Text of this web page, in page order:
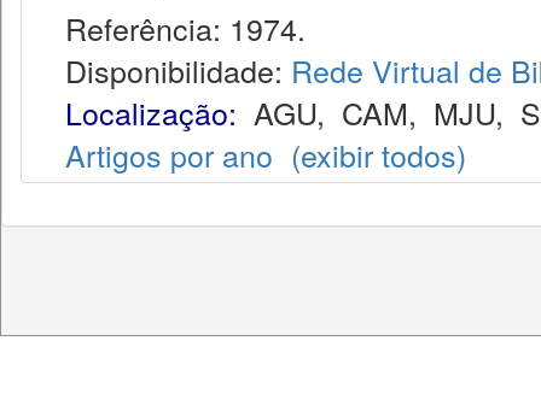
Referência: 1974.
Disponibilidade: Rede Virtual de
Localização: AGU, CAM, MJU,
Artigos por ano (exibir todos)